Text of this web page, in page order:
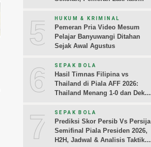
5 HUKUM & KRIMINAL
Pemeran Pria Video Mesum
Pelajar Banyuwangi Ditahan
Sejak Awal Agustus
6 SEPAK BOLA
Hasil Timnas Filipina vs
Thailand di Piala AFF 2026:
Thailand Menang 1-0 dan Dekati
7 SEPAK BOLA
Prediksi Skor Persib Vs Persija
Semifinal Piala Presiden 2026,
H2H, Jadwal & Analisis Taktik